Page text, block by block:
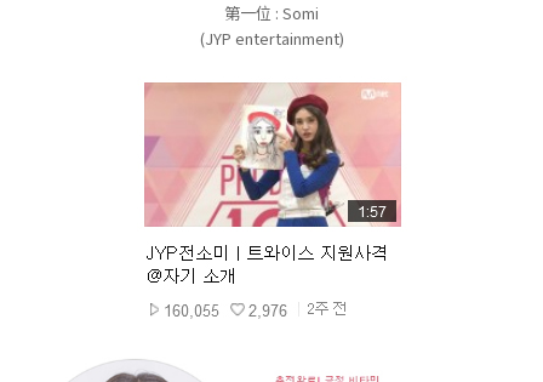
第一位 : Somi
(JYP entertainment)